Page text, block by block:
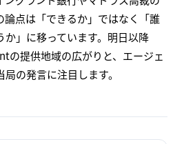
論点は「できるか」ではなく「誰
か」に移っています。明日以降
の提供地域の広がりと、エージェ
の発言に注目します。